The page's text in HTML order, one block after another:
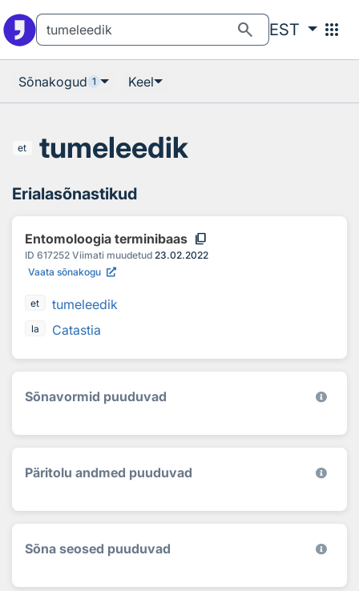
search EST apps
Sõnakogud 1 Keel
et tumeleedik
Erialasõnastikud
Entomoloogia terminibaas content_copy
ID 617252 Viimati muudetud 23.02.2022
Vaata sõnakogu
et tumeleedik
la Catastia
Sõnavormid puuduvad
Päritolu andmed puuduvad
Sõna seosed puuduvad